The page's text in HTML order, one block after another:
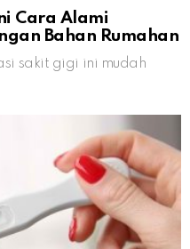
Cara Alami
Bahan Rumahan
sakit gigi ini mudah